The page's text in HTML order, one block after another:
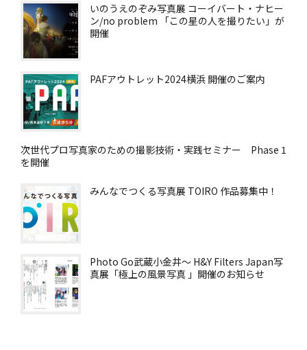
いのうえのぞみ写真展 コーイバート・ナヒー
ン/no problem 「この星の人を撮りたい」が
開催
PAFアウトレット2024横浜 開催のご案内
次世代プロ写真家のための撮影技術・実践セミナー Phase 1
を開催
みんなでつくる写真展 TOIRO 作品募集中！
Photo Go武蔵小金井～ H&Y Filters Japan写
真展「極上の風景写真 」開催のお知らせ